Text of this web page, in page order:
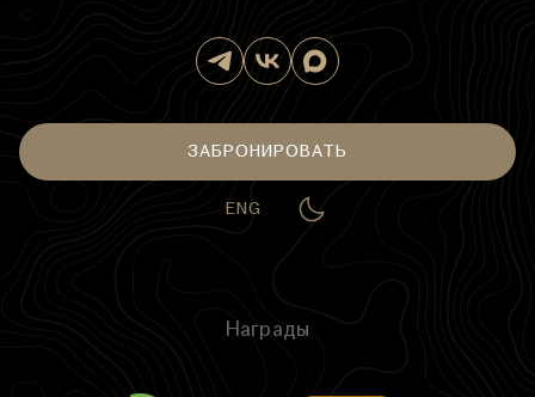
Награды
ENG
ЗАБРОНИРОВАТЬ